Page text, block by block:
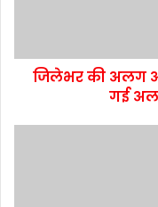
जिलेभर की अलग
गई